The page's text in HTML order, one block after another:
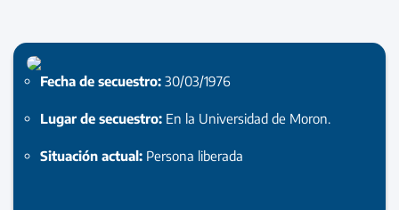
Fecha de secuestro: 30/03/1976
Lugar de secuestro: En la Universidad de Moron.
Situación actual: Persona liberada